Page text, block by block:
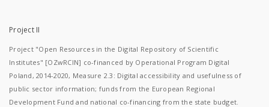
Project II
Project "Open Resources in the Digital Repository of Scientific
Institutes" [OZwRCIN] co-financed by Operational Program Digital
Poland, 2014-2020, Measure 2.3: Digital accessibility and usefulness of
public sector information; funds from the European Regional
Development Fund and national co-financing from the state budget.